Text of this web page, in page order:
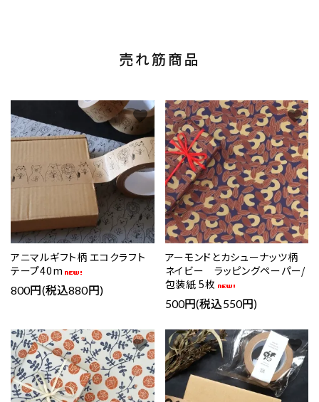
売れ筋商品
アニマルギフト柄 エコクラフト
テープ40m
800円(税込880円)
favorite
アーモンドとカシューナッツ柄
ネイビー ラッピングペーパー/
包装紙 5枚
500円(税込550円)
favorite
favorite favorite